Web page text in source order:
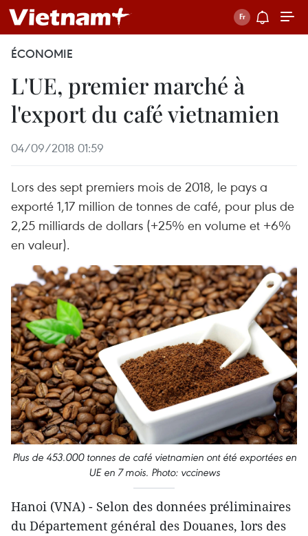
ÉCONOMIE
L'UE, premier marché à
l'export du café vietnamien
04/09/2018 01:59
Lors des sept premiers mois de 2018, le pays a
exporté 1,17 million de tonnes de café, pour plus de
2,25 milliards de dollars (+25% en volume et +6%
en valeur).
Plus de 453.000 tonnes de café vietnamien ont été exportées en
UE en 7 mois. Photo: vccinews
Hanoi (VNA) - Selon des données préliminaires
du Département général des Douanes, lors des